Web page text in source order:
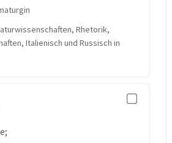
Rhetorik,
Italienisch und Russisch in